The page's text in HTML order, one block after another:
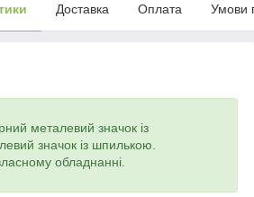
Доставка Оплата Умови
металевий значок із
значок із шпилькою.
обладнанні.